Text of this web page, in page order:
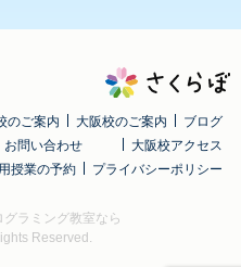
のご案内 大阪校のご案内
ブログ
お問い合わせ
大阪校アクセス
授業の予約 プライバシーポリシー
ラミング教室なら
Reserved.